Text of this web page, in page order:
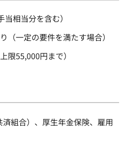
相当分を含む）
（一定の要件を満たす場合）
限55,000円まで）
組合）、厚生年金保険、雇用